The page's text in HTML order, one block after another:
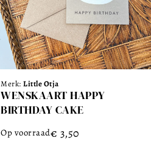
Merk: Little Otja
WENSKAART HAPPY
BIRTHDAY CAKE
Op voorraad€ 3,50